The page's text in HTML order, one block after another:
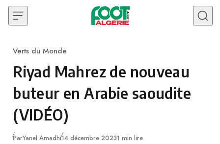
Skip to content
Category
Verts du Monde
Riyad Mahrez de nouveau
buteur en Arabie saoudite
(VIDÉO)
ParYanel AmadhiPublié
14 décembre 20231 min lire